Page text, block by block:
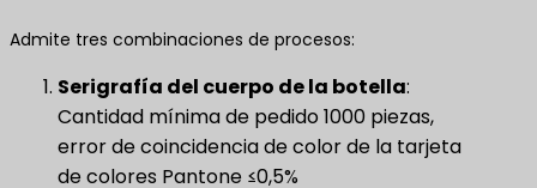
Admite tres combinaciones de procesos:
Serigrafía del cuerpo de la botella:
Cantidad mínima de pedido 1000 piezas,
error de coincidencia de color de la tarjeta
de colores Pantone ≤0,5%